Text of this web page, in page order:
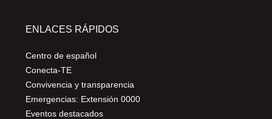
ENLACES RÁPIDOS
Centro de español
Conecta-TE
Convivencia y transparencia
Emergencias: Extensión 0000
Eventos destacados